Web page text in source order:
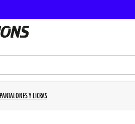
PANTALONES Y LICRAS